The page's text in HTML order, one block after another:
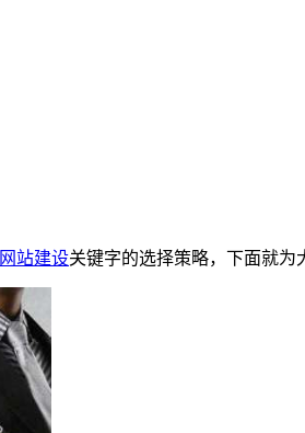
网站建设关键字的选择策略，下面就为